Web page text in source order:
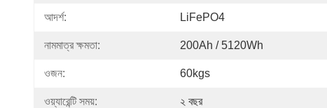
আদর্শ: LiFePO4
নামমাত্র ক্ষমতা: 200Ah / 5120Wh
ওজন: 60kgs
ওয়্যারেন্টি সময়: ২ বছর